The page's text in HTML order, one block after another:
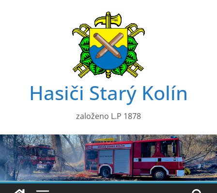
Hasiči Starý Kolín
založeno L.P 1878